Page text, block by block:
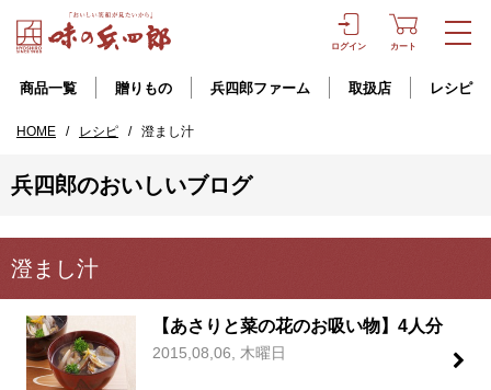
ログイン カート
商品一覧 贈りもの 兵四郎ファーム 取扱店 レシピ
HOME / レシピ / 澄まし汁
兵四郎のおいしいブログ
澄まし汁
【あさりと菜の花のお吸い物】4人分
2015,08,06, 木曜日